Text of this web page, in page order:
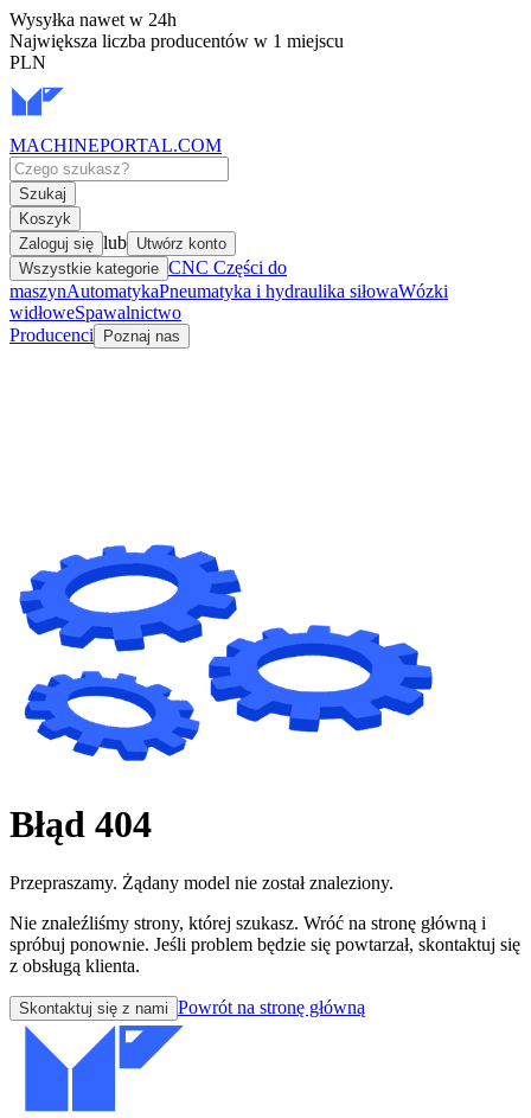
Wysyłka nawet w 24h
Największa liczba producentów w 1 miejscu
PLN
MACHINEPORTAL.COM
Szukaj
Koszyk
Zaloguj się lub Utwórz konto
Wszystkie kategorie CNC Części do
maszynAutomatykaPneumatyka i hydraulika siłowaWózki
widłoweSpawalnictwo
Producenci
Poznaj nas
Błąd 404
Przepraszamy. Żądany model nie został znaleziony.
Nie znaleźliśmy strony, której szukasz. Wróć na stronę główną i
spróbuj ponownie. Jeśli problem będzie się powtarzał, skontaktuj się
z obsługą klienta.
Skontaktuj się z nami Powrót na stronę główną